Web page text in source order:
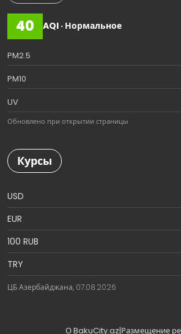
40 AQI · Нормальное
PM2.5
PM10
UV
Обновлено при открытии страницы
Курсы
USD
EUR
100 RUB
TRY
ЦБ Азербайджана, 07.08.2026
О BakuCity.az|Размещение